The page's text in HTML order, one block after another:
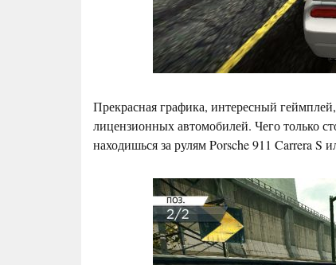
Прекрасная графика, интересный
лицензионных автомобилей. Чего только
находишься за рулям Porsche 911 Carrera S